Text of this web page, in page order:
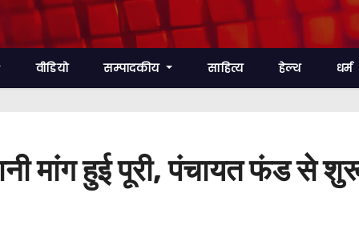
वीडियो सम्पादकीय साहित्य हेल्थ धर्म
मांग हुई पूरी, पंचायत फंड